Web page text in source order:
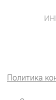
Политика